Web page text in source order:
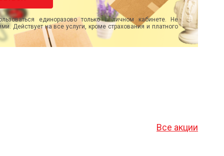
единоразово только в личном кабинете. Не
Действует на все услуги, кроме страхования и платного
Все акции